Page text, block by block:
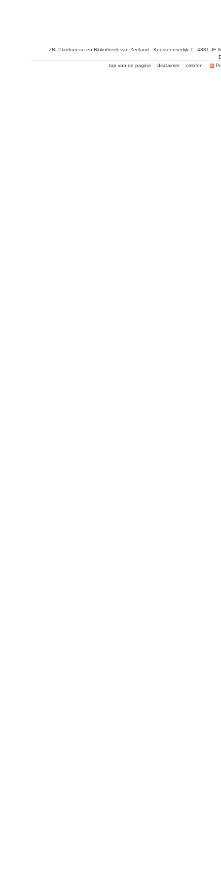
ZB| Planbureau en Bibliotheek van Zeeland - Kousteensedijk 7 - 4331 JE
top van de pagina
disclaimer colofon